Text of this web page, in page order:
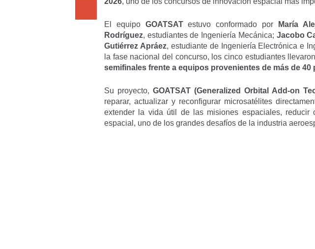
El equipo GOATSATestuvo conformado por
María
Rodríguez, estudiantes de Ingeniería Mecánica; Jacobo
Gutiérrez Apráez, estudiante de Ingeniería Electrónica e
la fase nacional del concurso, los cinco estudiantes
semifinales frente a equipos provenientes de más de 40
Su proyecto,GOATSAT (Generalized Orbital Add-on
reparar, actualizar y reconfigurar microsatélites
extender la vida útil de las misiones espaciales,
espacial, uno de los grandes desafíos de la industria